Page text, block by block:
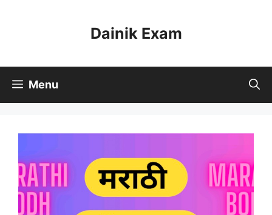
Dainik Exam
Menu